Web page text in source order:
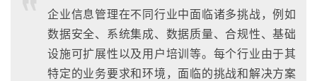
企业信息管理在不同行业中面临诸多挑战，例如
数据安全、系统集成、数据质量、合规性、基础
设施可扩展性以及用户培训等。每个行业由于其
特定的业务要求和环境，面临的挑战和解决方案